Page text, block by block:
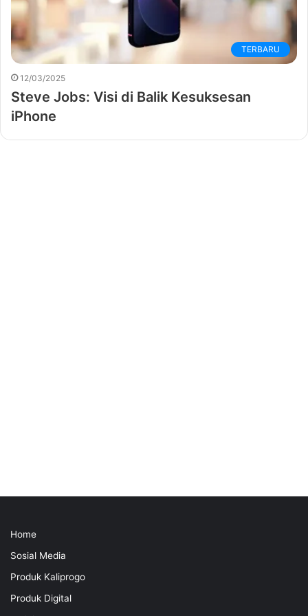
TERBARU
12/03/2025
Steve Jobs: Visi di Balik Kesuksesan
iPhone
Home
Sosial Media
Produk Kaliprogo
Produk Digital